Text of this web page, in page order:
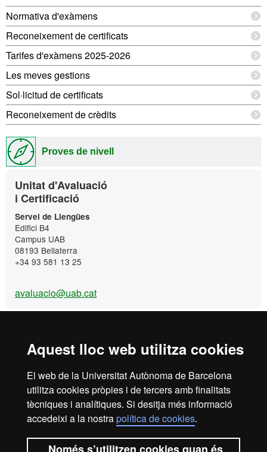
Aquest lloc web utilitza cookies
El web de la Universitat Autònoma de Barcelona
utilitza cookies pròpies i de tercers amb finalitats
tècniques i analítiques. Si desitja més informació
accedeixi a la nostrapolítica de cookies.
Informació
complementària
Normativa d'exàmens
Reconeixement de certificats
Tarifes d'exàmens 2025-2026
Les meves gestions
Sol·licitud de certificats
Reconeixement de crèdits
Proves de nivell
Contacte
Unitat d'Avaluació
i Certificació
Servei de Llengües
Edifici B4
Campus UAB
08193 Bellaterra
+34 93 581 13 25
avaluacio@uab.cat
+34 93 581 13 25
Les meves gestions
Contacteu-nos
Edifici B4
Campus UAB
08193 Bellaterra